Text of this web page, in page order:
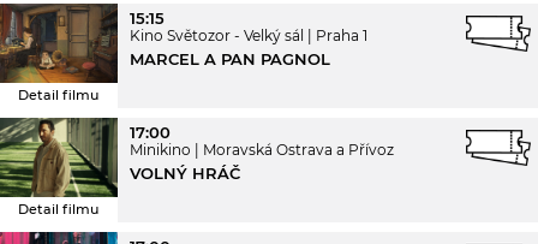
Detail filmu
15:15
Kino Světozor - Velký sál Praha 1
MARCEL A PAN PAGNOL
Detail filmu
17:00
Minikino Moravská Ostrava a Přívoz
VOLNÝ HRÁČ